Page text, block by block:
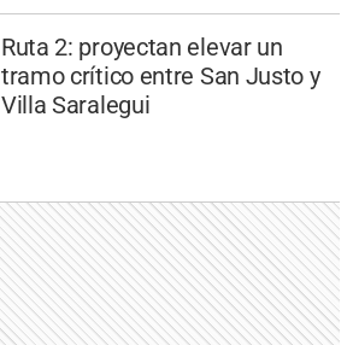
Ruta 2: proyectan elevar un
tramo crítico entre San Justo y
Villa Saralegui